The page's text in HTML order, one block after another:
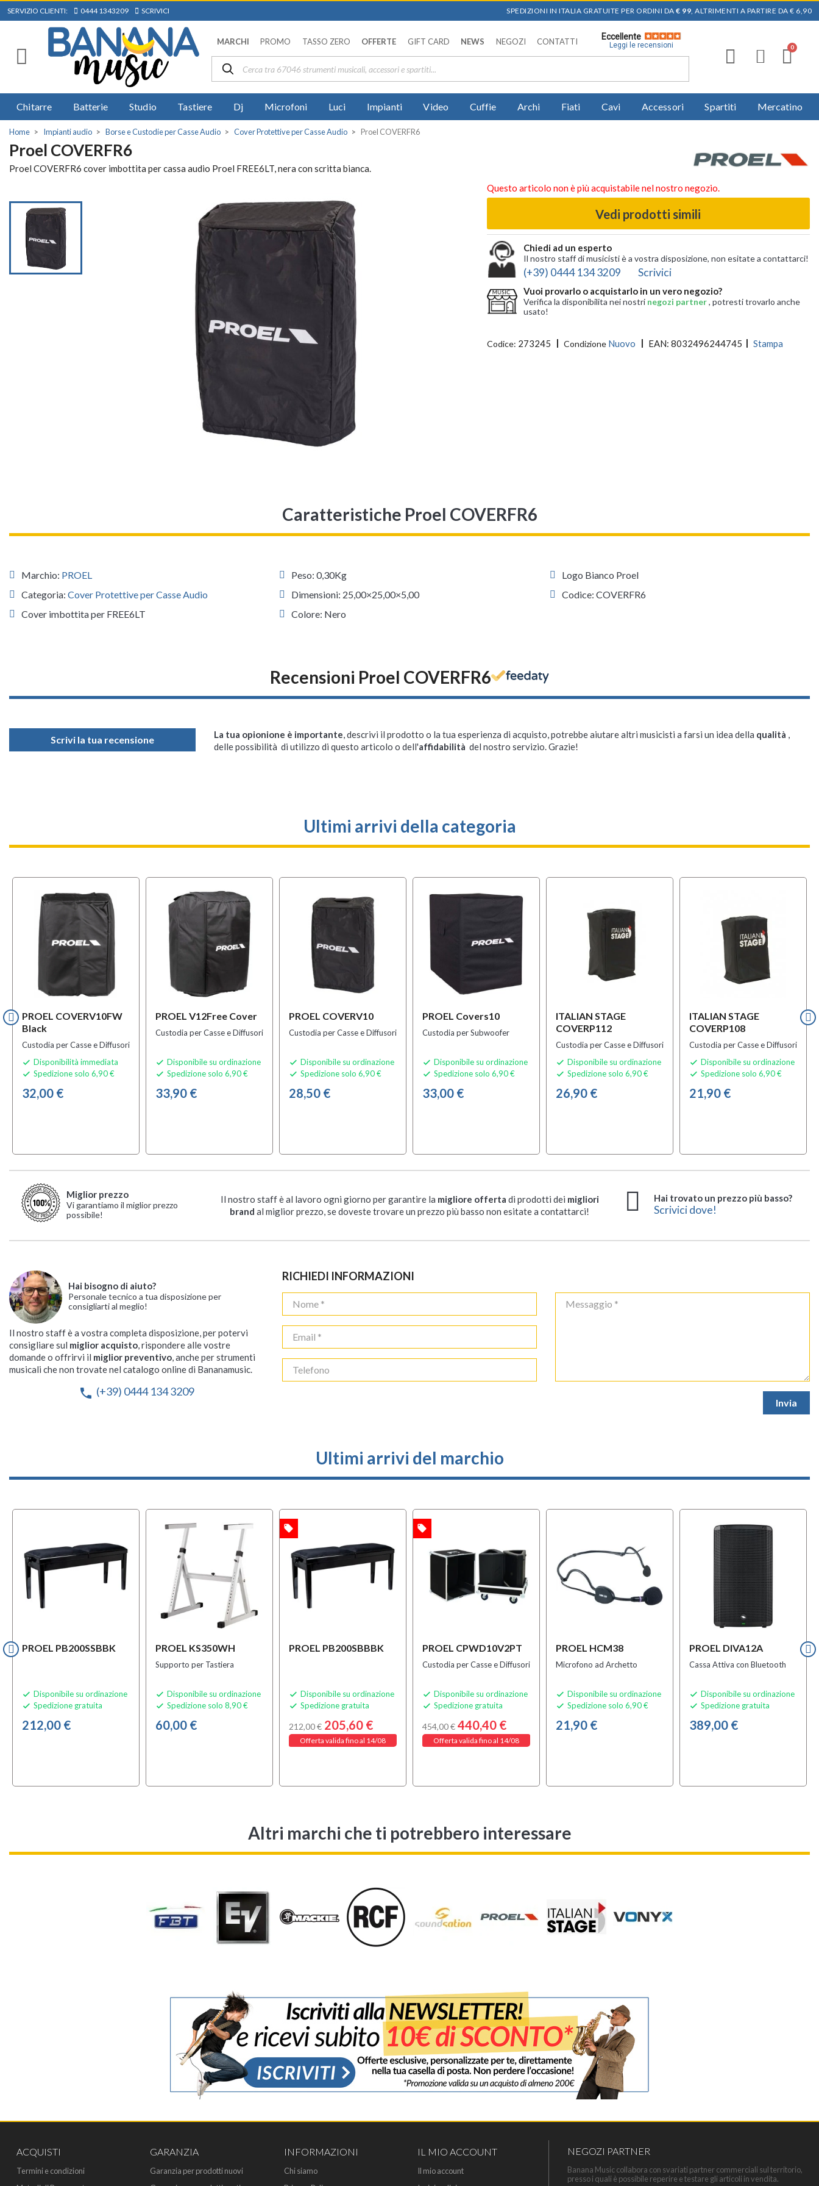
SERVIZIO CLIENTI: 0444 1343209 SCRIVICI SPEDIZIONI IN ITALIA GRATUITE PER ORDINI DA € 99, ALTRIMENTI A PARTIRE DA € 6,90
MARCHI PROMO TASSO ZERO OFFERTE GIFT CARD NEWS NEGOZI CONTATTI
Eccellente
Leggi le recensioni
Chitarre Batterie Studio Tastiere Dj Microfoni Luci Impianti Video Cuffie Archi Fiati Cavi Accessori Spartiti Mercatino
Home Impianti audio Borse e Custodie per Casse Audio Cover Protettive per Casse Audio Proel COVERFR6
Proel COVERFR6
Proel COVERFR6 cover imbottita per cassa audio Proel FREE6LT, nera con scritta bianca.
Questo articolo non è più acquistabile nel nostro negozio.
Vedi prodotti simili
Chiedi ad un esperto
Il nostro staff di musicisti è a vostra disposizione, non esitate a contattarci!
(+39) 0444 134 3209 Scrivici
Vuoi provarlo o acquistarlo in un vero negozio?
Verifica la disponibilita nei nostri negozi partner, potresti trovarlo anche
usato!
Codice: 273245 Condizione Nuovo EAN: 8032496244745 Stampa
Caratteristiche Proel COVERFR6
Marchio: PROEL
Categoria: Cover Protettive per Casse Audio
Cover imbottita per FREE6LT
Peso: 0,30Kg
Dimensioni: 25,00×25,00×5,00
Colore: Nero
Logo Bianco Proel
Codice: COVERFR6
Recensioni Proel COVERFR6
Scrivi la tua recensione La tua opionione è importante, descrivi il prodotto o la tua esperienza di acquisto, potrebbe aiutare altri musicisti a farsi un idea della qualità ,
delle possibilità di utilizzo di questo articolo o dell'affidabilità del nostro servizio. Grazie!
Ultimi arrivi della categoria
PROEL COVERV10FW
Black
Custodia per Casse e Diffusori
 Disponibilità immediata
 Spedizione solo 6,90 €
32,00 €
PROEL V12Free Cover
Custodia per Casse e Diffusori
 Disponibile su ordinazione
 Spedizione solo 6,90 €
33,90 €
PROEL COVERV10
Custodia per Casse e Diffusori
 Disponibile su ordinazione
 Spedizione solo 6,90 €
28,50 €
PROEL Covers10
Custodia per Subwoofer
 Disponibile su ordinazione
 Spedizione solo 6,90 €
33,00 €
ITALIAN STAGE
COVERP112
Custodia per Casse e Diffusori
 Disponibile su ordinazione
 Spedizione solo 6,90 €
26,90 €
ITALIAN STAGE
COVERP108
Custodia per Casse e Diffusori
 Disponibile su ordinazione
 Spedizione solo 6,90 €
21,90 €
Miglior prezzo
Vi garantiamo il miglior prezzo
possibile!
Il nostro staff è al lavoro ogni giorno per garantire la migliore offerta di prodotti dei migliori
brand al miglior prezzo, se doveste trovare un prezzo più basso non esitate a contattarci!
Hai trovato un prezzo più basso?
Scrivici dove!
Hai bisogno di aiuto?
Personale tecnico a tua disposizione per
consigliarti al meglio!
Il nostro staff è a vostra completa disposizione, per potervi
consigliare sul miglior acquisto, rispondere alle vostre
domande o offrirvi il miglior preventivo, anche per strumenti
musicali che non trovate nel catalogo online di Bananamusic.
phone (+39) 0444 134 3209
RICHIEDI INFORMAZIONI
Ultimi arrivi del marchio
PROEL PB200SSBBK
 Disponibile su ordinazione
 Spedizione gratuita
212,00 €
PROEL KS350WH
Supporto per Tastiera
 Disponibile su ordinazione
 Spedizione solo 8,90 €
60,00 €
PROEL PB200SBBBK
 Disponibile su ordinazione
 Spedizione gratuita
212,00 € 205,60 €
Offerta valida fino al 14/08
OFFERTA local_offer
PROEL CPWD10V2PT
Custodia per Casse e Diffusori
 Disponibile su ordinazione
 Spedizione gratuita
454,00 € 440,40 €
Offerta valida fino al 14/08
local_offer
PROEL HCM38
Microfono ad Archetto
 Disponibile su ordinazione
 Spedizione solo 6,90 €
21,90 €
PROEL DIVA12A
Cassa Attiva con Bluetooth
 Disponibile su ordinazione
 Spedizione gratuita
389,00 €
Altri marchi che ti potrebbero interessare
ACQUISTI
Termini e condizioni
GARANZIA
Garanzia per prodotti nuovi
INFORMAZIONI
Chi siamo
IL MIO ACCOUNT
Il mio account
NEGOZI PARTNER
Banana Music collabora con svariati partner commerciali sul territorio,
presso i quali è possibile reperire e testare gli articoli in vendita.